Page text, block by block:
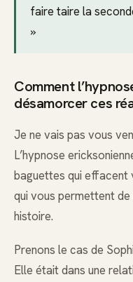
faire taire la
»
Comment
désamorcer ces
Je ne vais pas vous
L’hypnose
baguettes qui effacent
qui vous permettent
histoire.
Prenons le cas de
Elle était dans une